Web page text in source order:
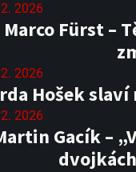
2026
Marco Fürst –
2026
Hošek
2026
Gacík –